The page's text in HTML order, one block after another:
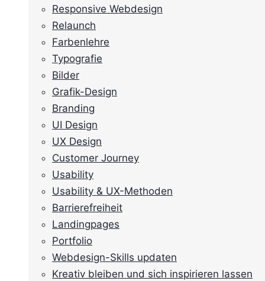
Responsive Webdesign
Relaunch
Farbenlehre
Typografie
Bilder
Grafik-Design
Branding
UI Design
UX Design
Customer Journey
Usability
Usability & UX-Methoden
Barrierefreiheit
Landingpages
Portfolio
Webdesign-Skills updaten
Kreativ bleiben und sich inspirieren lassen